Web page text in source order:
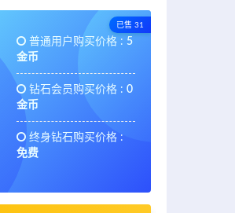
已售 31
普通用户购买价格 : 5
金币
钻石会员购买价格 : 0
金币
终身钻石购买价格 :
免费